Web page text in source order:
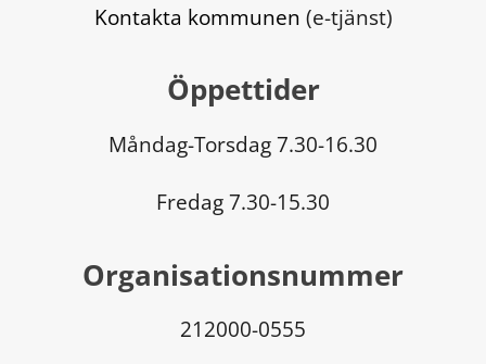
Kontakta kommunen (e-tjänst)
Öppettider
Måndag-Torsdag 7.30-16.30
Fredag 7.30-15.30
Organisationsnummer
212000-0555